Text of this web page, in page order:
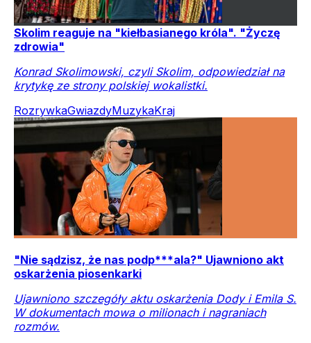
Skolim reaguje na "kiełbasianego króla". "Życzę
zdrowia"
Konrad Skolimowski, czyli Skolim, odpowiedział na
krytykę ze strony polskiej wokalistki.
RozrywkaGwiazdyMuzykaKraj
"Nie sądzisz, że nas podp***ala?" Ujawniono akt
oskarżenia piosenkarki
Ujawniono szczegóły aktu oskarżenia Dody i Emila S.
W dokumentach mowa o milionach i nagraniach
rozmów.